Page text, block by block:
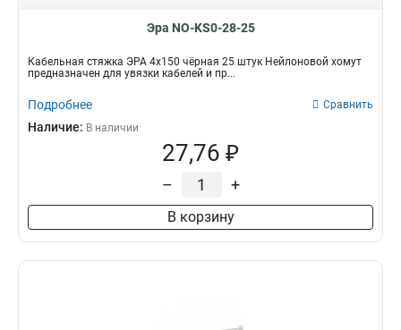
Эра NO-KS0-28-25
Кабельная стяжка ЭРА 4х150 чёрная 25 штук Нейлоновой хомут
предназначен для увязки кабелей и пр...
Подробнее Сравнить
Наличие: В наличии
27,76 ₽
– +
В корзину